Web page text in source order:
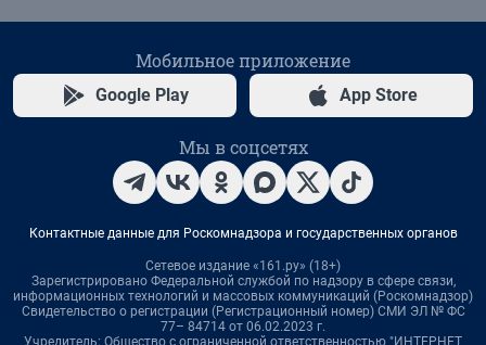
Мобильное приложение
Google Play App Store
Мы в соцсетях
Контактные данные для Роскомнадзора и государственных органов
Сетевое издание «161.ру» (18+)
Зарегистрировано Федеральной службой по надзору в сфере связи,
информационных технологий и массовых коммуникаций (Роскомнадзор)
Свидетельство о регистрации (Регистрационный номер) СМИ ЭЛ № ФС
77– 84714 от 06.02.2023 г.
Учредитель: Общество с ограниченной ответственностью "ИНТЕРНЕТ